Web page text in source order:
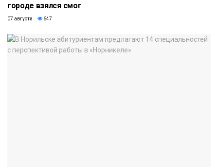
городе взялся смог
07 августа 647